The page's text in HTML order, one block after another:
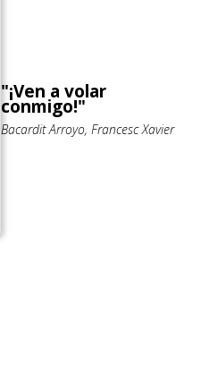
"¡Ven a volar
conmigo!"
Bacardit Arroyo, Francesc Xavier